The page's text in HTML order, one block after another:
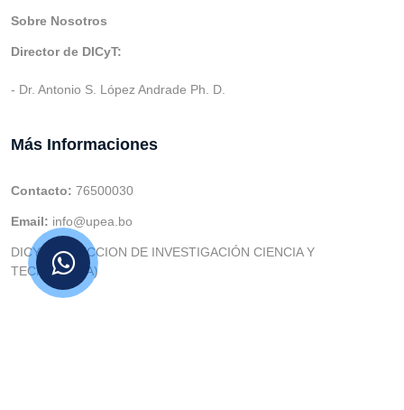
Sobre Nosotros
Director de DICyT:
- Dr. Antonio S. López Andrade Ph. D.
Más Informaciones
Contacto: 76500030
Email: info@upea.bo
DICYT (DIRECCION DE INVESTIGACIÓN CIENCIA Y
TECNOLOGIA)